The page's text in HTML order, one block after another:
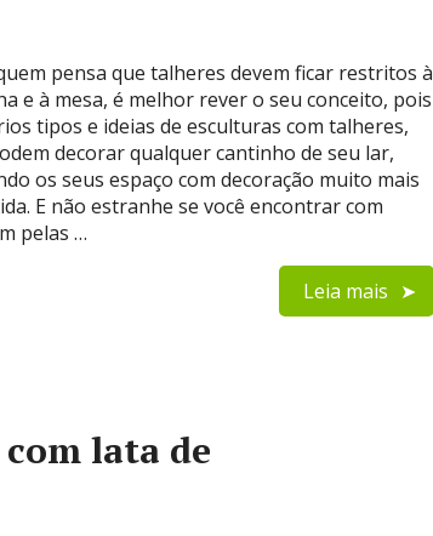
pensa que talheres devem ficar restritos à
e à mesa, é melhor rever o seu conceito, pois
tipos e ideias de esculturas com talheres,
decorar qualquer cantinho de seu lar,
os seus espaço com decoração muito mais
E não estranhe se você encontrar com
pelas …
Leia mais
lata de